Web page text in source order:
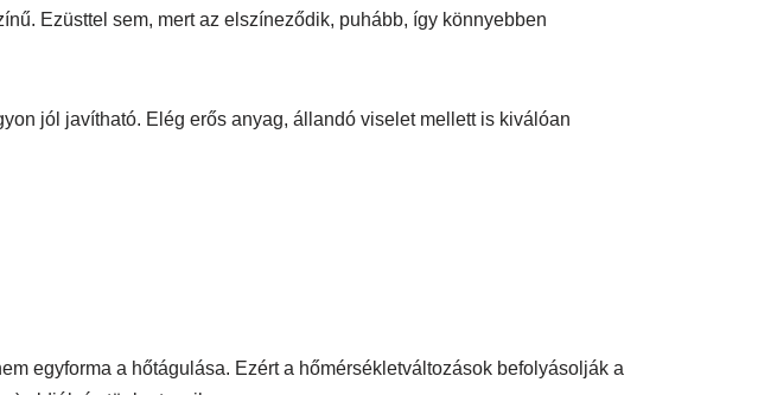
Ezüsttel sem, mert az elszíneződik, puhább, így könnyebben
jól javítható. Elég erős anyag, állandó viselet mellett is kiválóan
egyforma a hőtágulása. Ezért a hőmérsékletváltozások befolyásolják a